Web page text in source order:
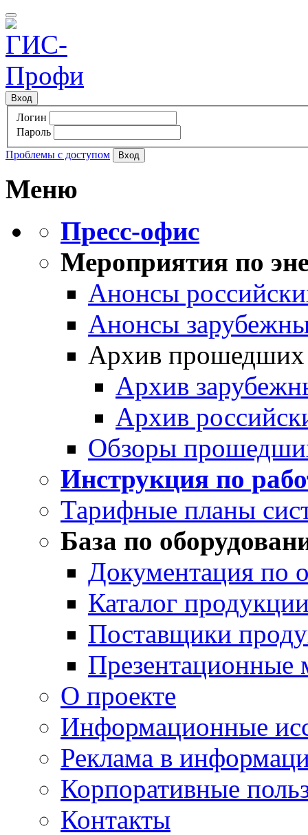
Вход
Логин
Пароль
Проблемы с доступом
Меню
Пресс-офис
Мероприятия по
Анонсы
Анонсы
Архив прошедших
Архив
Архив
Обзоры
Инструкция по
Тарифные планы
База по
Документация по
Каталог
Поставщики
Презентационные
О проекте
Информационные
Реклама в
Корпоративные
Контакты